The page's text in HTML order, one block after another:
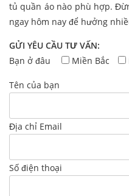
tủ quần áo nào phù hợp.
ngay hôm nay để hưởng
GỬI YÊU CẦU TƯ VẤN:
Bạn ở đâu
Miền Bắc
Tên của bạn
Địa chỉ Email
Số điện thoại